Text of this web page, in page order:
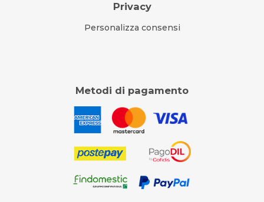
Privacy
Personalizza consensi
Metodi di pagamento